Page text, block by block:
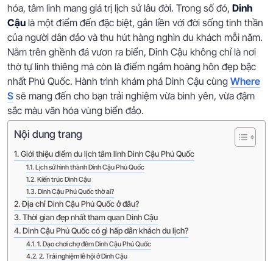
hóa, tâm linh mang giá trị lịch sử lâu đời. Trong số đó, Dinh
Cậu là một điểm đến đặc biệt, gắn liền với đời sống tinh thần
của người dân đảo và thu hút hàng nghìn du khách mỗi năm.
Nằm trên ghềnh đá vươn ra biển, Dinh Cậu không chỉ là nơi
thờ tự linh thiêng mà còn là điểm ngắm hoàng hôn đẹp bậc
nhất Phú Quốc. Hành trình khám phá Dinh Cậu cùng Where
S sẽ mang đến cho bạn trải nghiệm vừa bình yên, vừa đậm
sắc màu văn hóa vùng biển đảo.
Nội dung trang
Giới thiệu điểm du lịch tâm linh Dinh Cậu Phú Quốc
Lịch sử hình thành Dinh Cậu Phú Quốc
Kiến trúc Dinh Cậu
Dinh Cậu Phú Quốc thờ ai?
Địa chỉ Dinh Cậu Phú Quốc ở đâu?
Thời gian đẹp nhất tham quan Dinh Cậu
Dinh Cậu Phú Quốc có gì hấp dẫn khách du lịch?
1. Dạo chơi chợ đêm Dinh Cậu Phú Quốc
2. Trải nghiệm lễ hội ở Dinh Cậu